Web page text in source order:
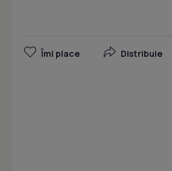
Îmi place Distribuie